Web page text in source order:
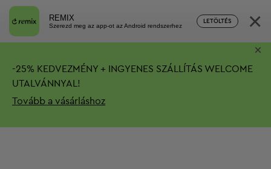
REMIX
Szerezd meg az app-ot az Android rendszerhez
LETÖLTÉS ×
-25% KEDVEZMÉNY + INGYENES SZÁLLÍTÁS WELCOME
UTALVÁNNYAL!
Tovább a vásárláshoz
×